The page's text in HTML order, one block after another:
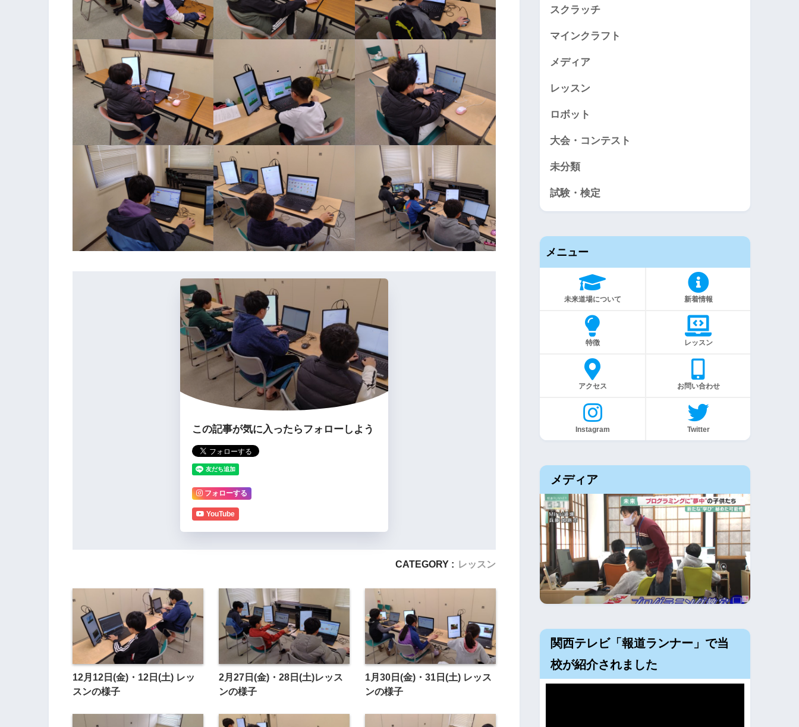
この記事が気に入ったらフォローしよう
フォローする
YouTube
CATEGORY : レッスン
12月12日(金)・12日(土) レッ
スンの様子
2月27日(金)・28日(土)レッス
ンの様子
1月30日(金)・31日(土) レッス
ンの様子
スクラッチ
マインクラフト
メディア
レッスン
ロボット
大会・コンテスト
未分類
試験・検定
メニュー
未来道場について 新着情報
特徴 レッスン
アクセス お問い合わせ
Instagram Twitter
メディア
関西テレビ「報道ランナー」で当
校が紹介されました